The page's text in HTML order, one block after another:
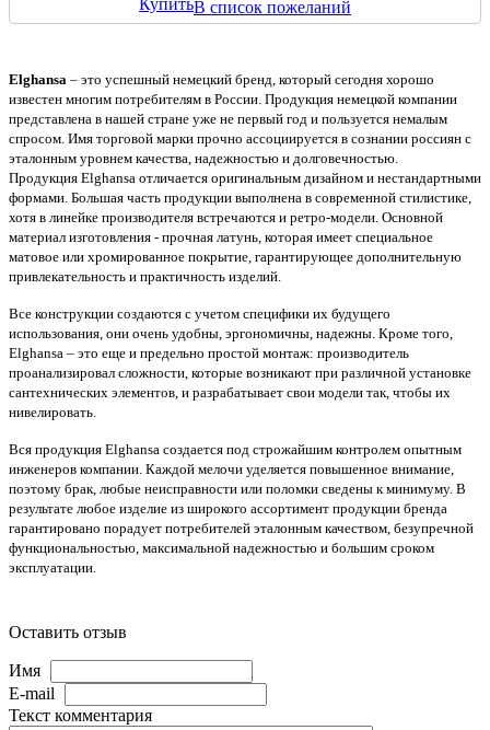
КупитьВ список пожеланий
Elghansa – это успешный немецкий бренд, который сегодня хорошо
известен многим потребителям в России. Продукция немецкой компании
представлена в нашей стране уже не первый год и пользуется немалым
спросом. Имя торговой марки прочно ассоциируется в сознании россиян с
эталонным уровнем качества, надежностью и долговечностью.
Продукция Elghansa отличается оригинальным дизайном и нестандартными
формами. Большая часть продукции выполнена в современной стилистике,
хотя в линейке производителя встречаются и ретро-модели. Основной
материал изготовления - прочная латунь, которая имеет специальное
матовое или хромированное покрытие, гарантирующее дополнительную
привлекательность и практичность изделий.
Все конструкции создаются с учетом специфики их будущего
использования, они очень удобны, эргономичны, надежны. Кроме того,
Elghansa – это еще и предельно простой монтаж: производитель
проанализировал сложности, которые возникают при различной установке
сантехнических элементов, и разрабатывает свои модели так, чтобы их
нивелировать.
Вся продукция Elghansa создается под строжайшим контролем опытным
инженеров компании. Каждой мелочи уделяется повышенное внимание,
поэтому брак, любые неисправности или поломки сведены к минимуму. В
результате любое изделие из широкого ассортимент продукции бренда
гарантировано порадует потребителей эталонным качеством, безупречной
функциональностью, максимальной надежностью и большим сроком
эксплуатации.
Оставить отзыв
Имя
E-mail
Текст комментария